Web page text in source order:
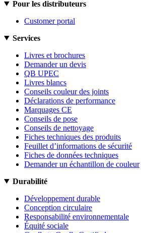
Pour les distributeurs
Customer portal
Services
Livres et brochures
Demander un devis
QB UPEC
Livres blancs
Conseils couleur des joints
Déclarations de performance
Marquages CE
Conseils de pose
Conseils de nettoyage
Fiches techniques des produits
Feuillet d’informations de sécurité
Fiches de données techniques
Demander un échantillon de couleur
Durabilité
Développement durable
Conception circulaire
Responsabilité environnementale
Équité sociale